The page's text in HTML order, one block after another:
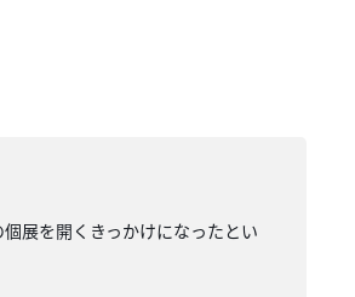
展を開くきっかけになったとい